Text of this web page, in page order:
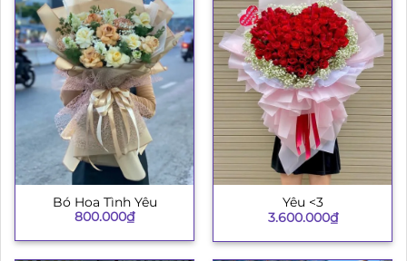
Bó Hoa Tình Yêu
800.000₫
Yêu <3
3.600.000₫